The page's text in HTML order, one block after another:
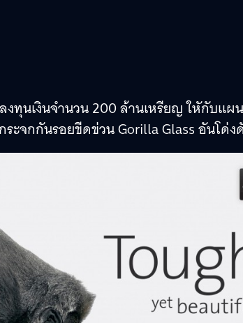
งทุนเงินจำนวน 200 ล้านเหรียญ ใหักับแ
ะจกกันรอยขีดข่วน Gorilla Glass อันโด่ง